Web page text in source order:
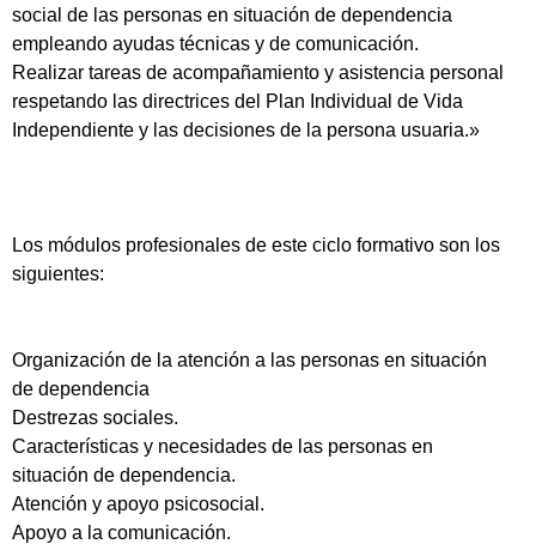
social de las personas en situación de dependencia
empleando ayudas técnicas y de comunicación.
Realizar tareas de acompañamiento y asistencia personal
respetando las directrices del Plan Individual de Vida
Independiente y las decisiones de la persona usuaria.»
Los módulos profesionales de este ciclo formativo son los
siguientes:
Organización de la atención a las personas en situación
de dependencia
Destrezas sociales.
Características y necesidades de las personas en
situación de dependencia.
Atención y apoyo psicosocial.
Apoyo a la comunicación.